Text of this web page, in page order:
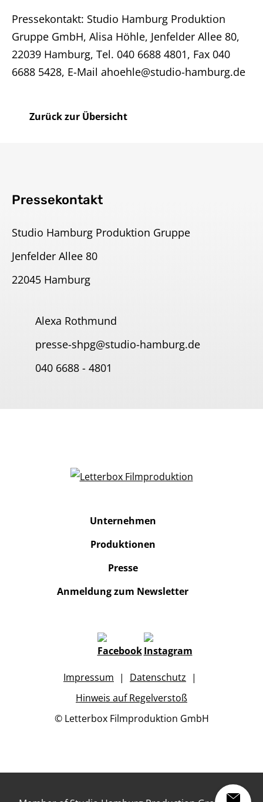
Pressekontakt: Studio Hamburg Produktion
Gruppe GmbH, Alisa Höhle, Jenfelder Allee 80,
22039 Hamburg, Tel. 040 6688 4801, Fax 040
6688 5428, E-Mail ahoehle@studio-hamburg.de
Zurück zur Übersicht
Pressekontakt
Studio Hamburg Produktion Gruppe
Jenfelder Allee 80
22045 Hamburg
Alexa Rothmund
presse-shpg@studio-hamburg.de
040 6688 - 4801
Unternehmen
Produktionen
Presse
Anmeldung zum Newsletter
Impressum
Datenschutz
Hinweis auf Regelverstoß
© Letterbox Filmproduktion GmbH